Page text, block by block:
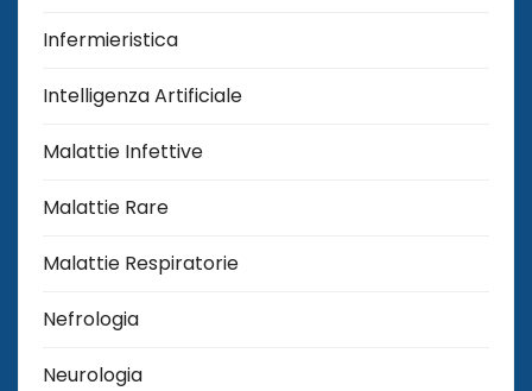
Infermieristica
Intelligenza Artificiale
Malattie Infettive
Malattie Rare
Malattie Respiratorie
Nefrologia
Neurologia